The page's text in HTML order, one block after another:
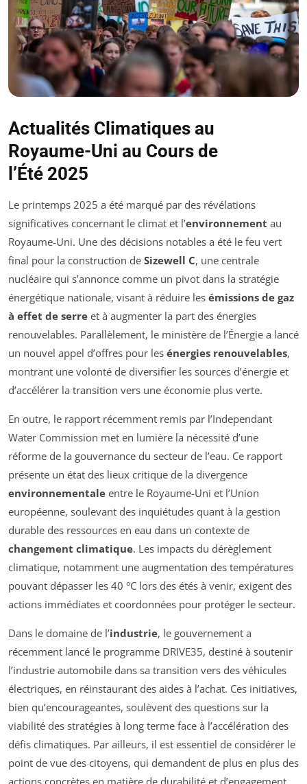
Actualités Climatiques au
Royaume-Uni au Cours de
l’Été 2025
Le printemps 2025 a été marqué par des révélations
significatives concernant le climat et l’environnement au
Royaume-Uni. Une des décisions notables a été le feu vert
final pour la construction de Sizewell C, une centrale
nucléaire qui s’annonce comme un pivot dans la stratégie
énergétique nationale, visant à réduire les émissions de gaz
à effet de serre et à augmenter la part des énergies
renouvelables. Parallèlement, le ministère de l’Énergie a lancé
un nouvel appel d’offres pour les énergies renouvelables,
montrant une volonté de diversifier les sources d’énergie et
d’accélérer la transition vers une économie plus verte.
En outre, le rapport récemment remis par l’Independant
Water Commission met en lumière la nécessité d’une
réforme de la gouvernance du secteur de l’eau. Ce rapport
présente un état des lieux critique de la divergence
environnementale entre le Royaume-Uni et l’Union
européenne, soulevant des inquiétudes quant à la gestion
durable des ressources en eau dans un contexte de
changement climatique. Les impacts du dérèglement
climatique, notamment une augmentation des températures
pouvant dépasser les 40 °C lors des étés à venir, exigent des
actions immédiates et coordonnées pour protéger le secteur.
Dans le domaine de l’industrie, le gouvernement a
récemment lancé le programme DRIVE35, destiné à soutenir
l’industrie automobile dans sa transition vers des véhicules
électriques, en réinstaurant des aides à l’achat. Ces initiatives,
bien qu’encourageantes, soulèvent des questions sur la
viabilité des stratégies à long terme face à l’accélération des
défis climatiques. Par ailleurs, il est essentiel de considérer le
point de vue des citoyens, qui demandent de plus en plus des
actions concrètes en matière de durabilité et d’engagement